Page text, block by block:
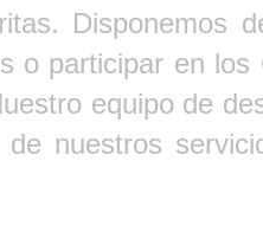
Disponemos
o participar en
equipo de
de nuestros